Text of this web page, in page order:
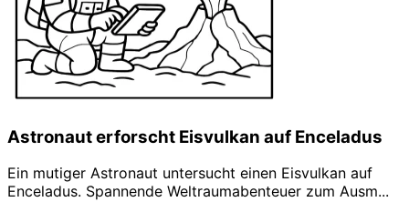
Astronaut erforscht Eisvulkan auf Enceladus
Ein mutiger Astronaut untersucht einen Eisvulkan auf
Enceladus. Spannende Weltraumabenteuer zum Ausm...